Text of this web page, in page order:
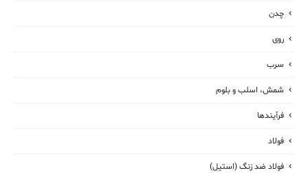
چدن
روی
سرب
شمش، اسلب و بلوم
فرآیندها
فولاد
فولاد ضد زنگ (استیل)